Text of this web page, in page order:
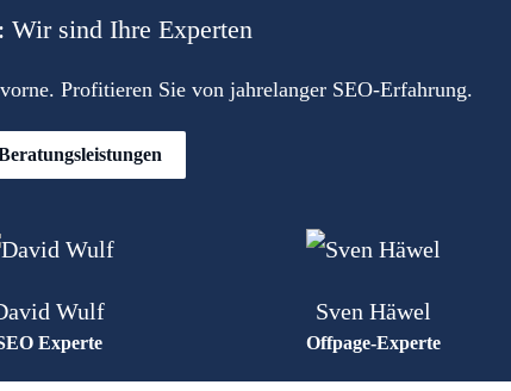
Wir sind Ihre Experten
Profitieren Sie von jahrelanger SEO-Erfahrung.
Wulf
Experte
Sven Häwel
Offpage-Experte